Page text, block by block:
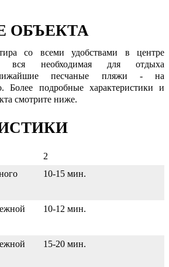
ОБЪЕКТА
со всеми удобствами в центре
вся необходимая для отдыха
песчаные пляжи - на
Более подробные характеристики и
смотрите ниже.
2
10-15 мин.
10-12 мин.
15-20 мин.